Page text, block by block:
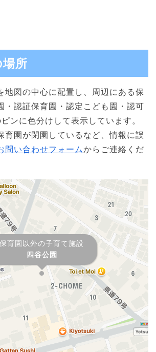
場所
地図の中心に配置し、周辺にある保
・認証保育園・認定こども園・認可
ンに色分けして表示しています。
育園が閉園しているなど、情報に誤
問い合わせフォームからご連絡くだ
保育園以外の子育て施設
四谷公園